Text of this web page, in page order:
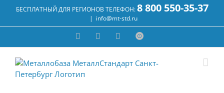
content
БЕСПЛАТНЫЙ ДЛЯ РЕГИОНОВ ТЕЛЕФОН:8 800 550-35-37
| info@mt-std.ru
WhatsApp Email Max